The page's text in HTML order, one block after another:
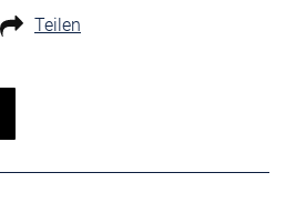
Teilen